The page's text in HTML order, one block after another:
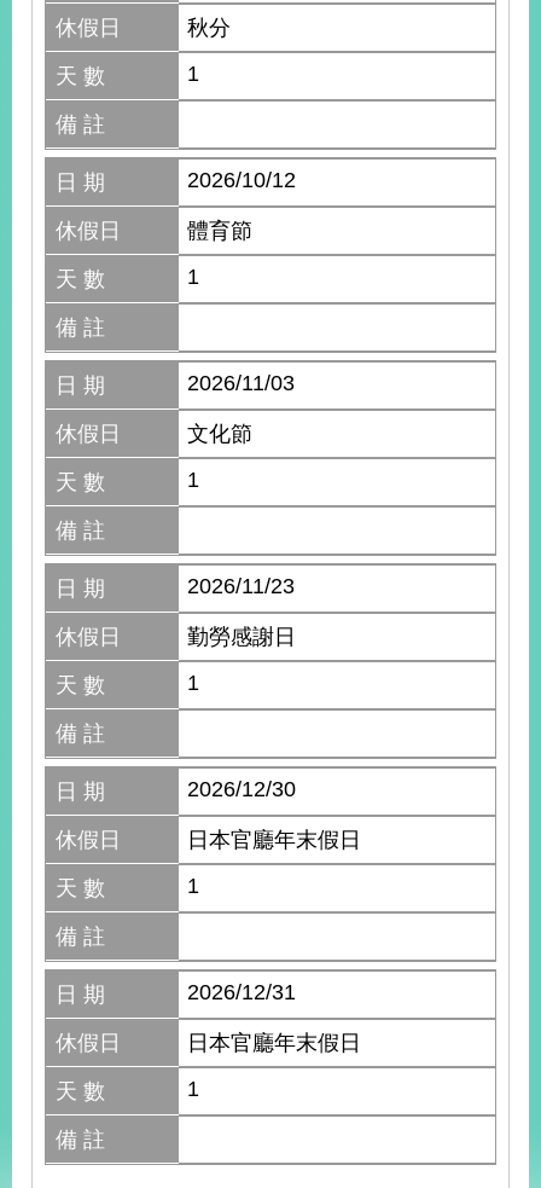
休假日
秋分
天 數
1
備 註
日 期 2026/10/12
休假日
體育節
天 數
1
備 註
日 期 2026/11/03
休假日
文化節
天 數
1
備 註
日 期 2026/11/23
休假日
勤勞感謝日
天 數
1
備 註
日 期 2026/12/30
休假日
日本官廳年末假日
天 數
1
備 註
日 期 2026/12/31
休假日
日本官廳年末假日
天 數
1
備 註